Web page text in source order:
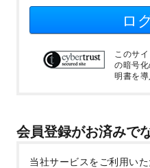
ロ
このサ
の暗号
明書を導
会員登録がお済みで
当社サービスをご利用い